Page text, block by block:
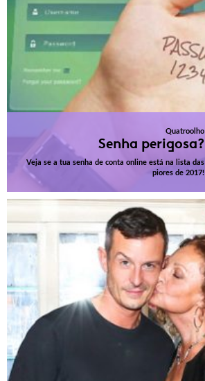
Quatroolho
Senha perigosa?
Veja se a tua senha de conta online está na lista das
piores de 2017!